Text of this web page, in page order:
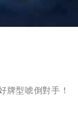
牌型唬倒對手！